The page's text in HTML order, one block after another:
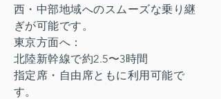
西・中部地域へのスムーズな乗り継
ぎが可能です。
東京方面へ：
北陸新幹線で約2.5〜3時間
指定席・自由席ともに利用可能で
す。